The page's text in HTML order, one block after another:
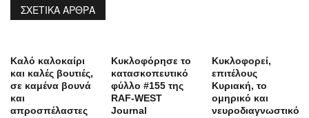
ΣΧΕΤΙΚΆ ΆΡΘΡΑ
Καλό καλοκαίρι
και καλές βουτιές,
σε καμένα βουνά
και
απροσπέλαστες
Κυκλοφόρησε το
κατασκοπευτικό
φύλλο #155 της
RAF-WEST
Journal
Κυκλοφορεί,
επιτέλους
Κυριακή, το
ομηρικό και
νευροδιαγνωστικό